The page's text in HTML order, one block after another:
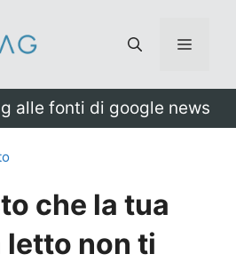
Menu
alle fonti di google news
che la tua
letto non ti